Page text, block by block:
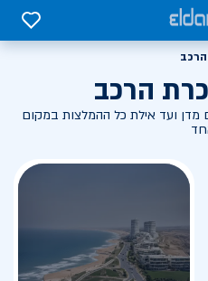
0
הרכב
ועד אילת כל ההמלצות במקום